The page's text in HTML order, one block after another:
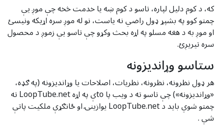
که، د کوم دلیل لپاره، تاسو د کوم ښه یا خدمت څخه چې موږ یې
چمتو کوو په بشپړ ډول راضي نه یاست، نو له موږ سره اړیکه ونیسئ
او موږ به د هغه مسلو په اړه بحث وکړو چې تاسو یې زموږ د محصول
سره تیریږئ.
ستاسو وړاندیزونه
هر ډول نظرونه، نظرونه، نظریات، اصلاحات یا وړاندیزونه (په ګډه،
«وړاندیزونه») چې تاسو ته د ویب پا toې په اړه LoopTube.net ته
چمتو شوي باید د LoopTube.net یوازینۍ او ځانګړې ملکیت پاتې
شي .